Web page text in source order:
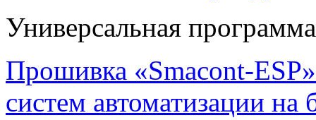
Универсальная
Прошивка «Smacont-
систем автоматизации